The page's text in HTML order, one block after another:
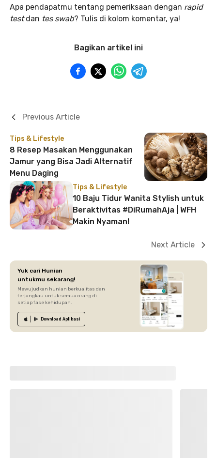
Apa pendapatmu tentang pemeriksaan dengan rapid
testdan tes swab? Tulis di kolom komentar, ya!
Bagikan artikel ini
Tips & Lifestyle
8 Resep Masakan Menggunakan
Jamur yang Bisa Jadi Alternatif
Menu Daging
Previous Article
Tips & Lifestyle
10 Baju Tidur Wanita Stylish untuk
Beraktivitas #DiRumahAja | WFH
Makin Nyaman!
Next Article
Yuk cari Hunian
untukmu sekarang!
Mewujudkan hunian berkualitas dan
terjangkau untuk semua orang di
setiap fase kehidupan.
Download Aplikasi